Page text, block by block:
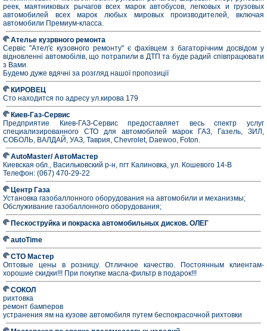
реек, маятниковых рычагов всех марок автобусов, легковых и грузовых
автомобилей всех марок любых мировых производителей, включая
автомобили Премиум-класса.
Ателье кузрвного ремонта
Сервіс "Ател'є кузовного ремонту" є фахівцем з багаторічним досвідом у
відновленні автомобілів, що потрапили в ДТП та буде радий співпрацювати
з Вами.
Будемо дуже вдячні за розгляд нашої пропозиції
КИРОВЕЦ
Сто находится по адресу ул.кирова 179
Киев-Газ-Сервис
Предприятие Киев-ГАЗ-Сервис предоставляет весь спектр услуг
специализированного СТО для автомобилей марок ГАЗ, Газель, ЗИЛ,
СОБОЛЬ, ВАЛДАЙ, УАЗ, Таврия, Chevrolet, Daewoo, Foton.
AutoMaster/ АвтоМастер
Киевская обл., Васильковский р-н, пгт Калиновка, ул. Кошевого 14-В
Телефон: (067) 470-29-22
Центр Газа
Установка газобаллонного оборудования на автомобили и механизмы;
Обслуживание газобаллонного оборудования;
Пескоструйка и покраска автомобильных дисков. ОЛЕГ
autoTime
СТО Мастер
Оптовые цены в розницу. Отличное качество. Постоянным клиентам-
хорошие скидки!!! При покупке масла-фильтр в подарок!!!
СОКОЛ
рихтовка
ремонт бамперов
устранения ям на кузове автомобиля путем беспокрасочной рихтовки